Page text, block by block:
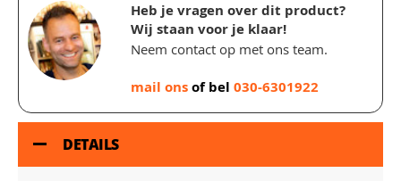
Heb je vragen over dit product?
Wij staan voor je klaar!
Neem contact op met ons team.
mail onsof bel 030-6301922
DETAILS